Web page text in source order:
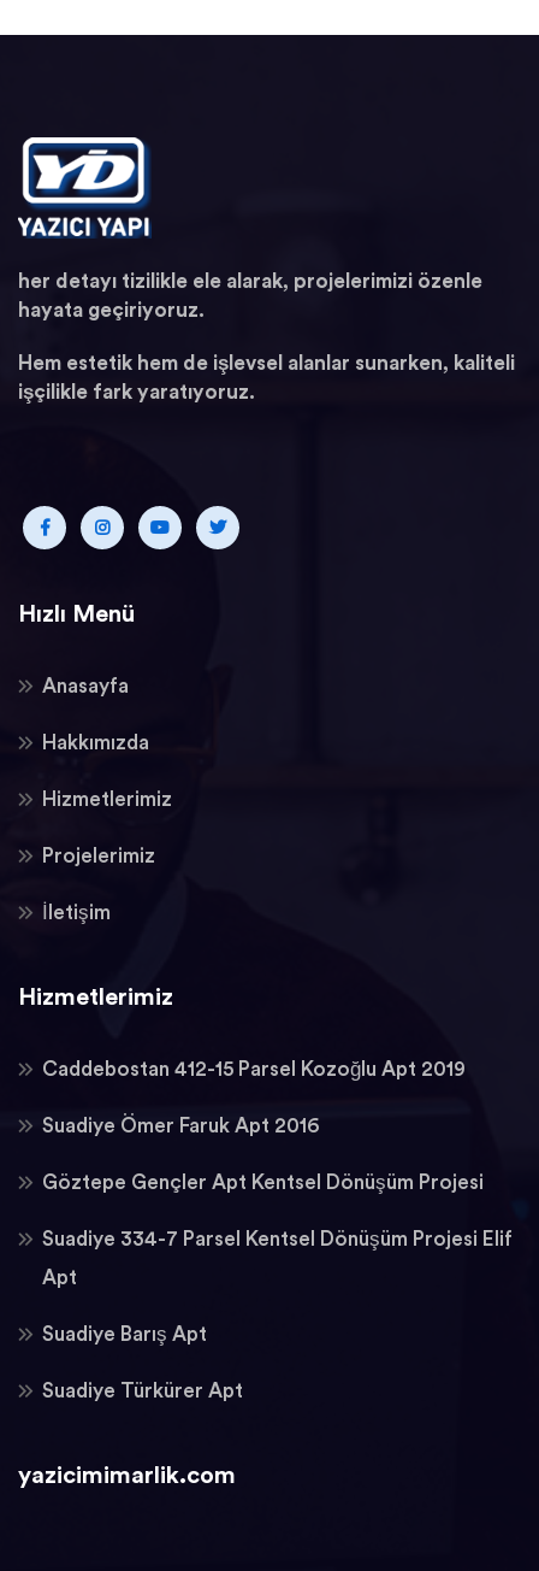
her detayı tizilikle ele alarak, projelerimizi özenle
hayata geçiriyoruz.
Hem estetik hem de işlevsel alanlar sunarken, kaliteli
işçilikle fark yaratıyoruz.
Hızlı Menü
Anasayfa
Hakkımızda
Hizmetlerimiz
Projelerimiz
İletişim
Hizmetlerimiz
Caddebostan 412-15 Parsel Kozoğlu Apt 2019
Suadiye Ömer Faruk Apt 2016
Göztepe Gençler Apt Kentsel Dönüşüm Projesi
Suadiye 334-7 Parsel Kentsel Dönüşüm Projesi Elif
Apt
Suadiye Barış Apt
Suadiye Türkürer Apt
yazicimimarlik.com